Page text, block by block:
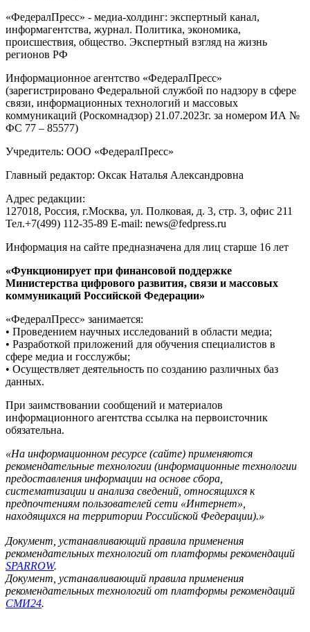
«ФедералПресс» - медиа-холдинг: экспертный канал,
информагентства, журнал. Политика, экономика,
происшествия, общество. Экспертный взгляд на жизнь
регионов РФ
Информационное агентство «ФедералПресс»
(зарегистрировано Федеральной службой по надзору в сфере
связи, информационных технологий и массовых
коммуникаций (Роскомнадзор) 21.07.2023г. за номером ИА №
ФС 77 – 85577)
Учредитель: ООО «ФедералПресс»
Главный редактор: Оксак Наталья Александровна
Адрес редакции:
127018, Россия, г.Москва, ул. Полковая, д. 3, стр. 3, офис 211
Тел.+7(499) 112-35-89 E-mail: news@fedpress.ru
Информация на сайте предназначена для лиц старше 16 лет
«Функционирует при финансовой поддержке
Министерства цифрового развития, связи и массовых
коммуникаций Российской Федерации»
«ФедералПресс» занимается:
• Проведением научных исследований в области медиа;
• Разработкой приложений для обучения специалистов в
сфере медиа и госслужбы;
• Осуществляет деятельность по созданию различных баз
данных.
При заимствовании сообщений и материалов
информационного агентства ссылка на первоисточник
обязательна.
«На информационном ресурсе (сайте) применяются
рекомендательные технологии (информационные технологии
предоставления информации на основе сбора,
систематизации и анализа сведений, относящихся к
предпочтениям пользователей сети «Интернет»,
находящихся на территории Российской Федерации).»
Документ, устанавливающий правила применения
рекомендательных технологий от платформы рекомендаций
SPARROW.
Документ, устанавливающий правила применения
рекомендательных технологий от платформы рекомендаций
СМИ24.